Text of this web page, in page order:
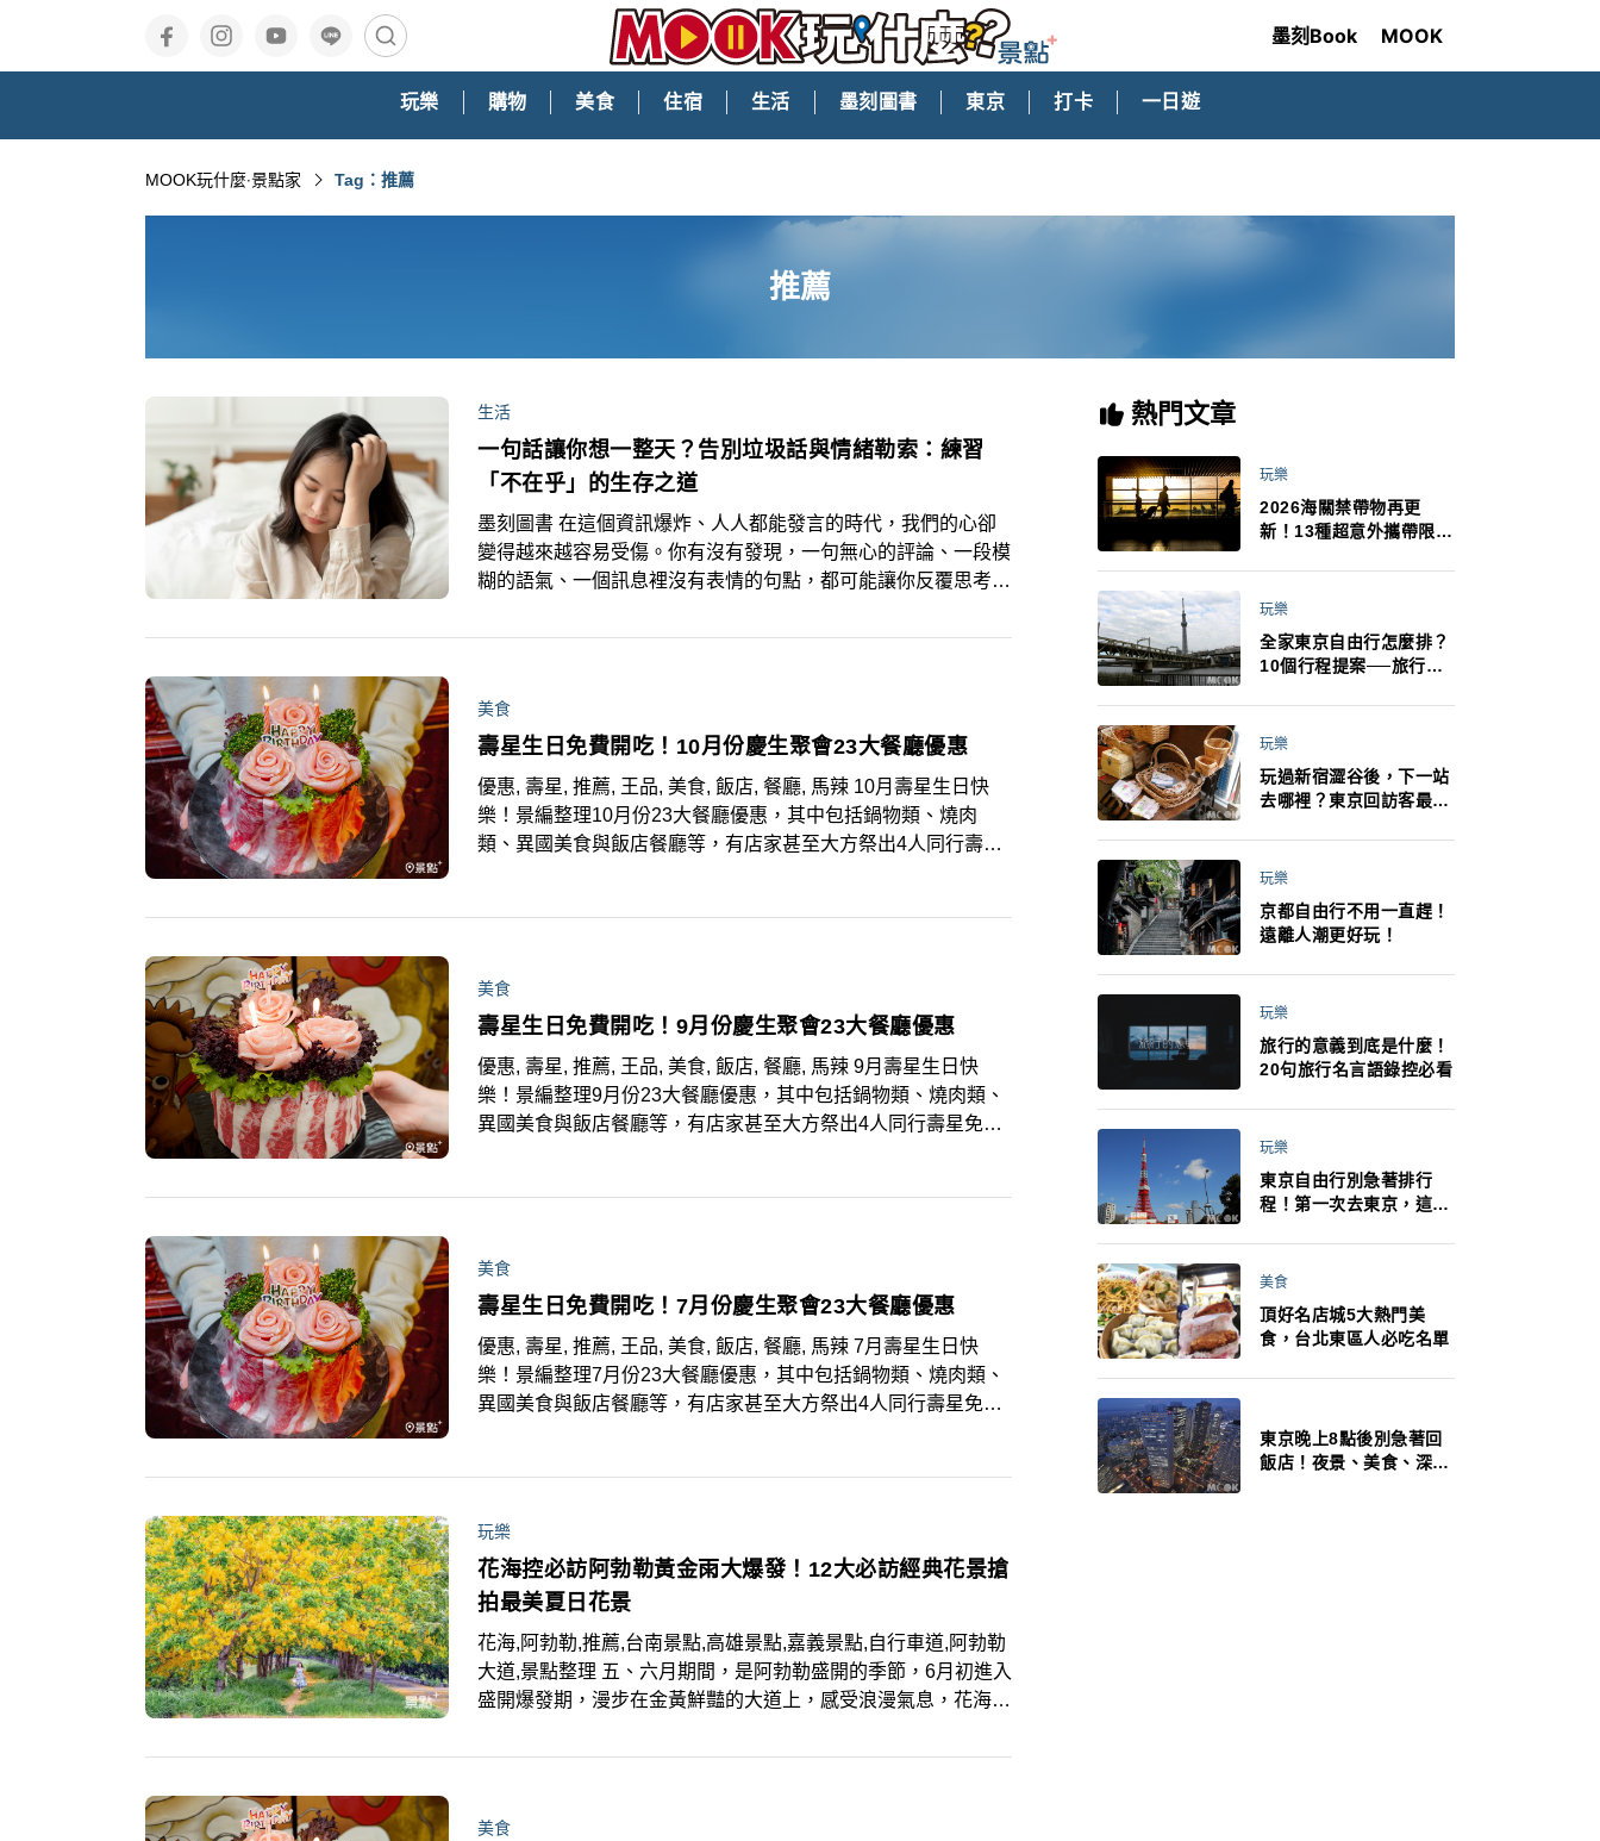
墨刻Book MOOK
玩樂 購物 美食 住宿 生活 墨刻圖書 東京 打卡 一日遊
MOOK玩什麼‧景點家 Tag：推薦
推薦
生活
一句話讓你想一整天？告別垃圾話與情緒勒索：練習
「不在乎」的生存之道
墨刻圖書 在這個資訊爆炸、人人都能發言的時代，我們的心卻
變得越來越容易受傷。你有沒有發現，一句無心的評論、一段模
糊的語氣、一個訊息裡沒有表情的句點，都可能讓你反覆思考半
刀，看起來不鋒利，但只要角度對，就能輕鬆刺穿最柔軟的地
美食
壽星生日免費開吃！10月份慶生聚會23大餐廳優惠
優惠, 壽星, 推薦, 王品, 美食, 飯店, 餐廳, 馬辣 10月壽星生日快
樂！景編整理10月份23大餐廳優惠，其中包括鍋物類、燒肉
類、異國美食與飯店餐廳等，有店家甚至大方祭出4人同行壽星
美食
壽星生日免費開吃！9月份慶生聚會23大餐廳優惠
優惠, 壽星, 推薦, 王品, 美食, 飯店, 餐廳, 馬辣 9月壽星生日快
樂！景編整理9月份23大餐廳優惠，其中包括鍋物類、燒肉類、
異國美食與飯店餐廳等，有店家甚至大方祭出4人同行壽星免費
美食
壽星生日免費開吃！7月份慶生聚會23大餐廳優惠
優惠, 壽星, 推薦, 王品, 美食, 飯店, 餐廳, 馬辣 7月壽星生日快
樂！景編整理7月份23大餐廳優惠，其中包括鍋物類、燒肉類、
異國美食與飯店餐廳等，有店家甚至大方祭出4人同行壽星免費
玩樂
花海控必訪阿勃勒黃金雨大爆發！12大必訪經典花景搶
拍最美夏日花景
花海,阿勃勒,推薦,台南景點,高雄景點,嘉義景點,自行車道,阿勃勒
大道,景點整理 五、六月期間，是阿勃勒盛開的季節，6月初進入
盛開爆發期，漫步在金黃鮮豔的大道上，感受浪漫氣息，花海控
花海景點，以及網友號稱最美麗的阿勃勒隧道，每個景點都能輕
美食
熱門文章
玩樂
2026海關禁帶物再更
新！13種超意外攜帶限
最高還罰百萬！注意事項
玩樂
全家東京自由行怎麼排？
10個行程提案──旅行不
法！
玩樂
玩過新宿澀谷後，下一站
去哪裡？東京回訪客最推
玩樂
京都自由行不用一直趕！
遠離人潮更好玩！
玩樂
旅行的意義到底是什麼！
20句旅行名言語錄控必看
玩樂
東京自由行別急著排行
程！第一次去東京，這10
美食
頂好名店城5大熱門美
食，台北東區人必吃名單
東京晚上8點後別急著回
飯店！夜景、美食、深夜